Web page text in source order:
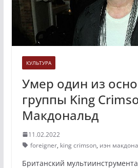
КУЛЬТУРА
Умер один из
группы King
Макдональд
11.02.2022
foreigner, king crimson, иэн
Британский